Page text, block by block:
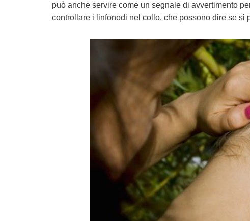
può anche servire come un segnale di avvertimento
controllare i linfonodi nel collo, che possono dire se si